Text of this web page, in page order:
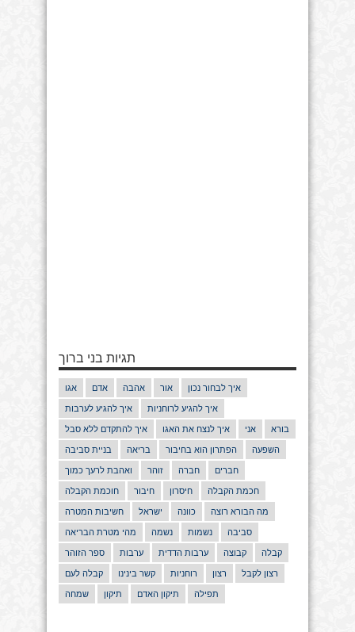
תגיות בני ברוך
אגו אדם אהבה אור איך לבחור נכון
איך להגיע לערבות איך להגיע לרוחניות
איך להתקדם ללא סבל איך לנצח את האגו אני בורא
בניית סביבה בריאה הפתרון הוא בחיבור השפעה
ואהבת לרעך כמוך זוהר חברה חברים
חוכמת הקבלה חיבור חיסרון חכמת הקבלה
חשיבות המטרה ישראל כוונה מה הבורא רוצה
מהי מטרת הבריאה נשמה נשמות סביבה
ספר הזוהר ערבות ערבות הדדית קבוצה קבלה
קבלה לעם קשר בינינו רוחניות רצון רצון לקבל
שמחה תיקון תיקון האדם תפילה